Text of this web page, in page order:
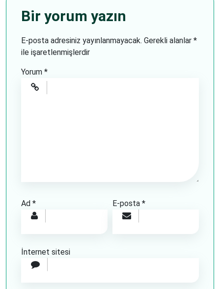
Bir yorum yazın
E-posta adresiniz yayınlanmayacak. Gerekli alanlar *
ile işaretlenmişlerdir
Yorum *
Ad * E-posta*
İnternet sitesi